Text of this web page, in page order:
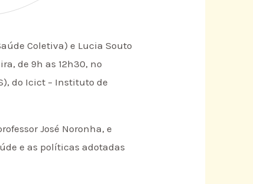
Coletiva) e Lucia Souto
de 9h as 12h30, no
do Icict – Instituto de
José Noronha, e
e as políticas adotadas